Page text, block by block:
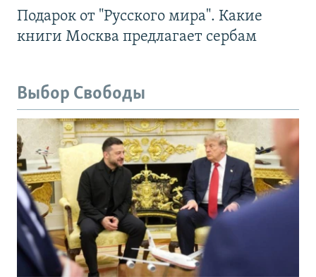
Подарок от "Русского мира". Какие
книги Москва предлагает сербам
Выбор Свободы